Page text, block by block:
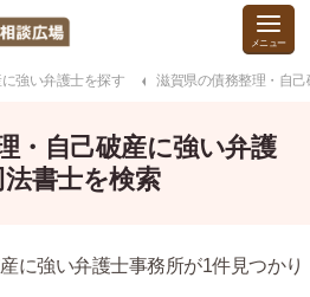
強い弁護士を探す 滋賀県の債務整理・自
・自己破産に強い弁護
法書士を検索
に強い弁護士事務所が1件見つかり